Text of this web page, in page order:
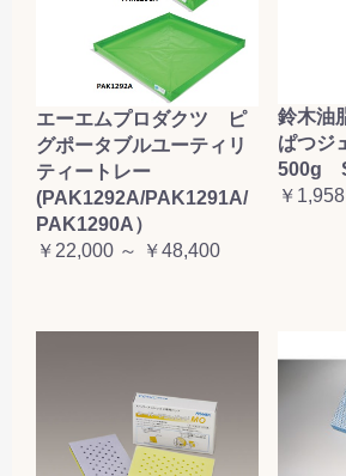
エーエムプロダクツ ピ
グポータブルユーティリ
ティートレー
(PAK1292A/PAK1291A/
PAK1290A）
￥22,000 ～ ￥48,400
鈴木油
ぱつジ
500g
￥